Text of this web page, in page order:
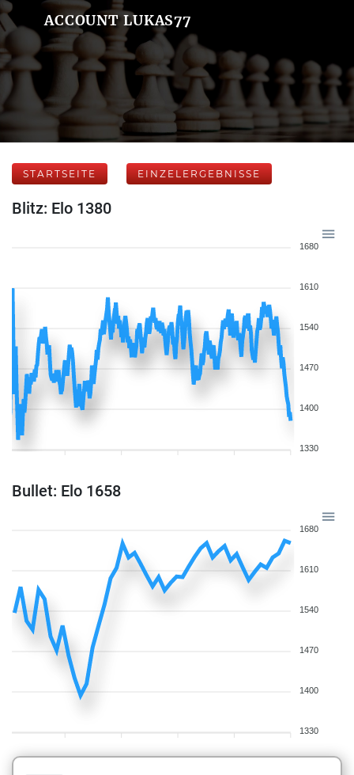
ACCOUNT LUKAS77
STARTSEITE EINZELERGEBNISSE
Blitz: Elo 1380
1680
1610
1540
1470
1400
1330
Bullet: Elo 1658
1680
1610
1540
1470
1400
1330